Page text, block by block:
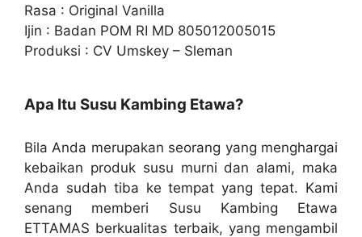
Rasa : Original Vanilla
Ijin : Badan POM RI MD 805012005015
Produksi : CV Umskey – Sleman
Apa Itu Susu Kambing Etawa?
Bila Anda merupakan seorang yang menghargai
kebaikan produk susu murni dan alami, maka
Anda sudah tiba ke tempat yang tepat. Kami
senang memberi Susu Kambing Etawa
ETTAMAS berkualitas terbaik, yang mengambil